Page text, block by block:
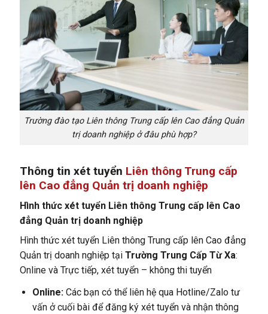
Trường đào tạo Liên thông Trung cấp lên Cao đẳng Quản
trị doanh nghiệp ở đâu phù hợp?
Thông tin xét tuyển Liên thông Trung cấp
lên Cao đẳng Quản trị doanh nghiệp
Hình thức xét tuyển Liên thông Trung cấp lên Cao
đẳng Quản trị doanh nghiệp
Hình thức xét tuyển Liên thông Trung cấp lên Cao đẳng
Quản trị doanh nghiệp tại Trường Trung Cấp Từ Xa:
Online và Trực tiếp, xét tuyển – không thi tuyển
Online:Các bạn có thể liên hệ qua Hotline/Zalo tư
vấn ở cuối bài để đăng ký xét tuyển và nhận thông